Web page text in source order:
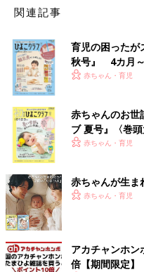
関連記事
育児の困ったが
秋号』 4カ月～
いっぱい！
赤ちゃん・育児
赤ちゃんのお世
ブ 夏号』〈巻
く！ おっぱい
赤ちゃん・育児
赤ちゃんが生ま
赤ちゃん・育児
アカチャンホ
倍【期間限定】